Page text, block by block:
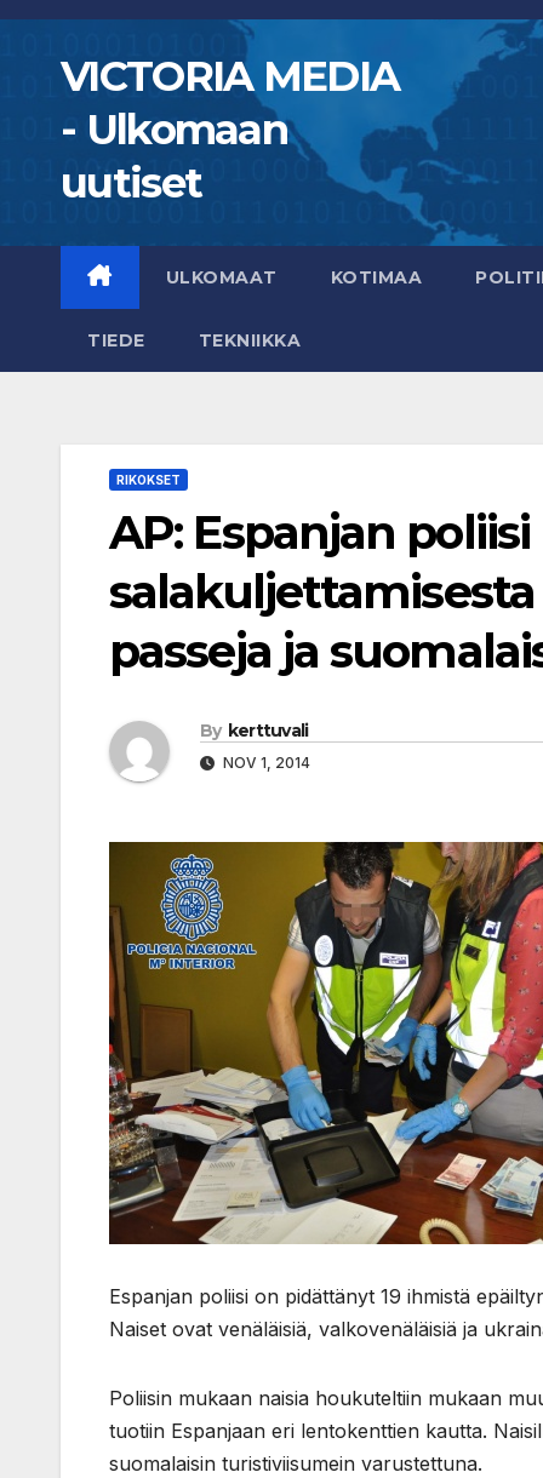
Skip
contentVICTORIA MEDIA
- Ulkomaan
uutiset
ULKOMAAT KOTIMAA
TIEDE TEKNIIKKA
RIKOKSET
AP: Espanjan
passeja ja
By kerttuvali
NOV 1, 2014
Espanjan poliisi on pidättänyt 19 ihmistä
Naiset ovat venäläisiä, valkovenäläisiä ja
Poliisin mukaan naisia houkuteltiin mukaan
tuotiin Espanjaan eri lentokenttien kautta.
suomalaisin turistiviisumein varustettuna.